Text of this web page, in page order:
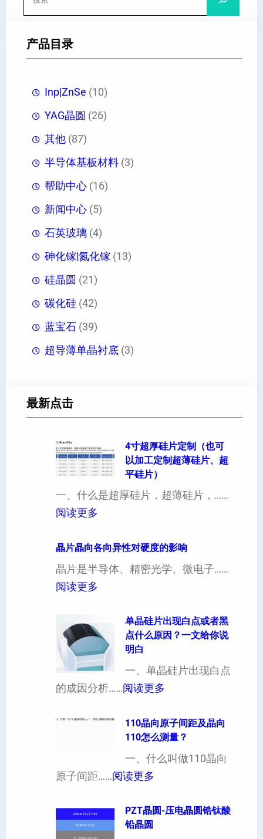
产品目录
Inp|ZnSe (10)
YAG晶圆 (26)
其他 (87)
半导体基板材料 (3)
帮助中心 (16)
新闻中心 (5)
石英玻璃 (4)
砷化镓|氮化镓 (13)
硅晶圆 (21)
碳化硅 (42)
蓝宝石 (39)
超导薄单晶衬底 (3)
最新点击
4寸超厚硅片定制（也可
以加工定制超薄硅片、超
平硅片）
一、什么是超厚硅片，超薄硅片，……
阅读更多
寸
超
定
制
（
也
以
定
超
薄
晶片晶向各向异性对硬度的影响
晶片是半导体、精密光学、微电子……
阅读更多
晶
向
各
向
度
响
单晶硅片出现白点或者黑
点什么原因？一文给你说
明白
一、单晶硅片出现白点
的成因分析……阅读更多
晶
硅
片
白
110晶向原子间距及晶向
110怎么测量？
一、什么叫做110晶向
原子间距……阅读更多
1
PZT晶圆-压电晶圆锆钛酸
铅晶圆